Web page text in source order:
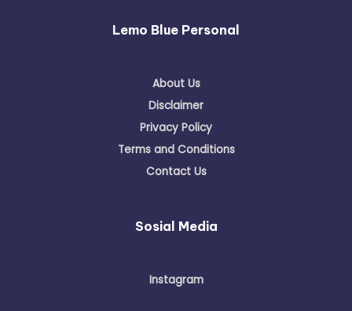
Lemo Blue Personal
About Us
Disclaimer
Privacy Policy
Terms and Conditions
Contact Us
Sosial Media
Instagram